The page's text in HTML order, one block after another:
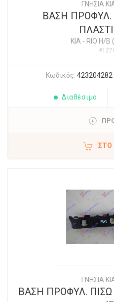
ΓΝΗΣΙΑ
ΒΑΣΗ
KIA - RIO Η/Β
Κωδικός: 423204282
Διαθέσιμο
ΣΤΟ
ΓΝΗΣΙΑ
ΒΑΣΗ ΠΡΟΦΥΛ.